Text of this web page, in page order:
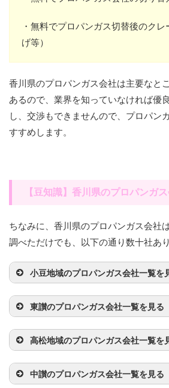
・無料でプロパンガス切替後のク
げ等）
香川県のプロパンガス会社は主要なと
あるので、業界を知っていなければ優
し、交渉もできませんので、プロパン
すすめします。
【豆知識】香川県のプロパンガ
ちなみに、香川県のプロパンガス会社
調べただけでも、以下の通り数十社あり
小豆地域のプロパンガス会社一覧を
事業者名 電話番号
0658
横井石油株式会社
／小豆営業所
0879-62-
1258
東讃のプロパンガス会社一覧を見る
事業者名 電話番号
／志度営業所
0478
高松地域のプロパンガス会社一覧を
事業者名 電話番号
中讃のプロパンガス会社一覧を見る